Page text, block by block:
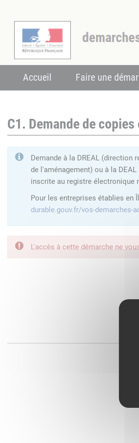
Accueil Faire une
C1. Demande de
Demande à la DREAL (direction
de l'aménagement) ou à la
inscrite au registre électronique
Pour les entreprises établies en
durable.gouv.fr/vos-demarches-
L'accès à cette démarche ne